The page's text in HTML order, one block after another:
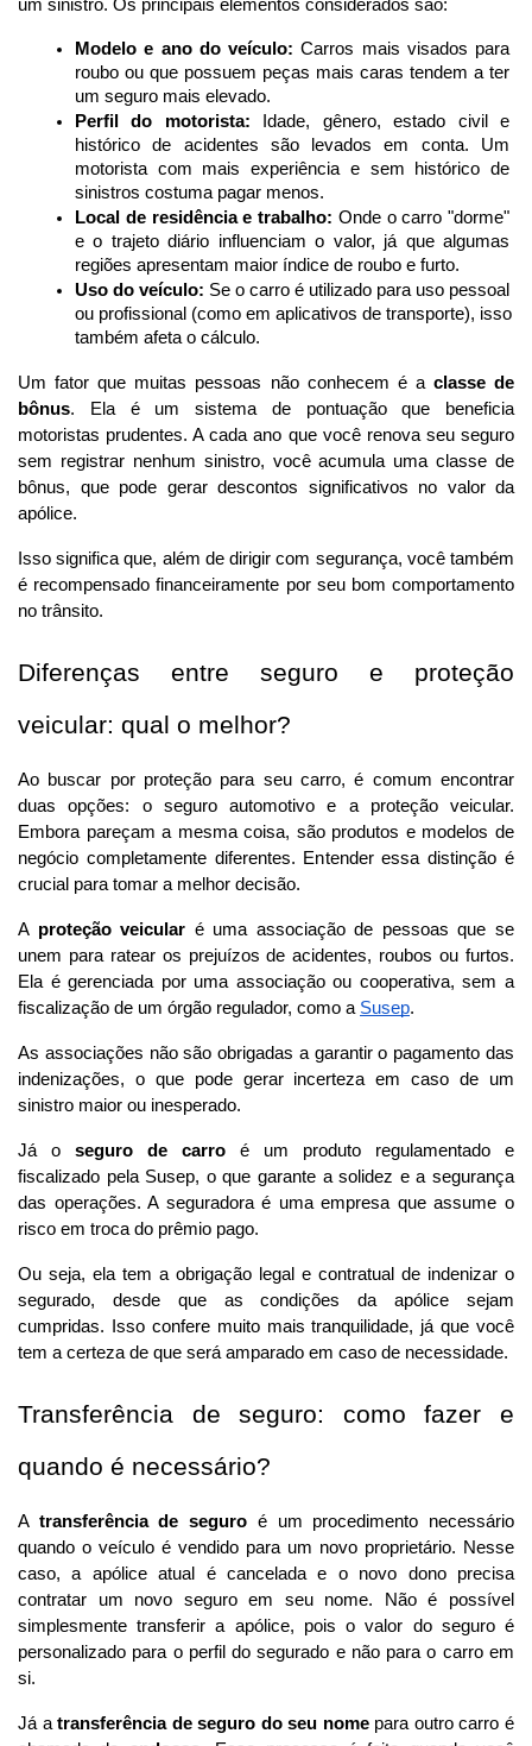
um sinistro. Os principais elementos considerados são:
Modelo e ano do veículo: Carros mais visados para
roubo ou que possuem peças mais caras tendem a ter
um seguro mais elevado.
Perfil do motorista: Idade, gênero, estado civil e
histórico de acidentes são levados em conta. Um
motorista com mais experiência e sem histórico de
sinistros costuma pagar menos.
Local de residência e trabalho: Onde o carro "dorme"
e o trajeto diário influenciam o valor, já que algumas
regiões apresentam maior índice de roubo e furto.
Uso do veículo: Se o carro é utilizado para uso pessoal
ou profissional (como em aplicativos de transporte), isso
também afeta o cálculo.
Um fator que muitas pessoas não conhecem é a classe de
bônus. Ela é um sistema de pontuação que beneficia
motoristas prudentes. A cada ano que você renova seu seguro
sem registrar nenhum sinistro, você acumula uma classe de
bônus, que pode gerar descontos significativos no valor da
apólice.
Isso significa que, além de dirigir com segurança, você também
é recompensado financeiramente por seu bom comportamento
no trânsito.
Diferenças entre seguro e proteção
veicular: qual o melhor?
Ao buscar por proteção para seu carro, é comum encontrar
duas opções: o seguro automotivo e a proteção veicular.
Embora pareçam a mesma coisa, são produtos e modelos de
negócio completamente diferentes. Entender essa distinção é
crucial para tomar a melhor decisão.
A proteção veicular é uma associação de pessoas que se
unem para ratear os prejuízos de acidentes, roubos ou furtos.
Ela é gerenciada por uma associação ou cooperativa, sem a
fiscalização de um órgão regulador, como a Susep.
As associações não são obrigadas a garantir o pagamento das
indenizações, o que pode gerar incerteza em caso de um
sinistro maior ou inesperado.
Já o seguro de carro é um produto regulamentado e
fiscalizado pela Susep, o que garante a solidez e a segurança
das operações. A seguradora é uma empresa que assume o
risco em troca do prêmio pago.
Ou seja, ela tem a obrigação legal e contratual de indenizar o
segurado, desde que as condições da apólice sejam
cumpridas. Isso confere muito mais tranquilidade, já que você
tem a certeza de que será amparado em caso de necessidade.
Transferência de seguro: como fazer e
quando é necessário?
A transferência de seguro é um procedimento necessário
quando o veículo é vendido para um novo proprietário. Nesse
caso, a apólice atual é cancelada e o novo dono precisa
contratar um novo seguro em seu nome. Não é possível
simplesmente transferir a apólice, pois o valor do seguro é
personalizado para o perfil do segurado e não para o carro em
si.
Já a transferência de seguro do seu nome para outro carro é